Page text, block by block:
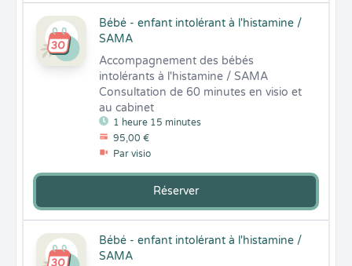
Bébé - enfant intolérant à l'histamine /
SAMA
1 heure 15 minutes
95,00 €
Par visio
Accompagnement des bébés
intolérants à l'histamine / SAMA
Consultation de 60 minutes en visio et
au cabinet
Réserver
Bébé - enfant intolérant à l'histamine /
SAMA